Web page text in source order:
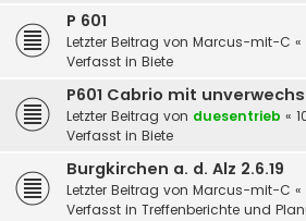
P 601
Letzter Beitrag von Marcus-mit-C «
Verfasst in Biete
P601 Cabrio mit
Letzter Beitrag von duesentrieb «
Verfasst in Biete
Burgkirchen a. d. Alz 2.6.19
Letzter Beitrag von Marcus-mit-C «
Verfasst in Treffenberichte und